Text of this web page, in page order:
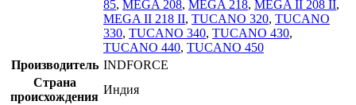
85, MEGA 208, MEGA 218, MEGA II 208 II,
MEGA II 218 II, TUCANO 320, TUCANO
330, TUCANO 340, TUCANO 430,
TUCANO 440, TUCANO 450
Производитель INDFORCE
Страна
происхождения
Индия